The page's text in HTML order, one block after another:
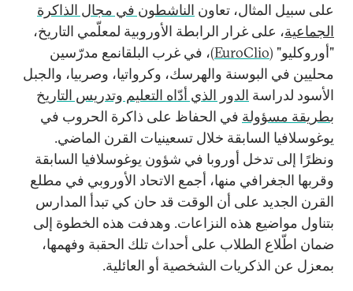
على سبيل المثال، تعاون الناشطون في مجال الذاكرة
الجماعية، على غرار الرابطة الأوروبية لمعلّمي التاريخ،
"أوروكليو" (EuroClio)، في غرب البلقانمع مدرّسين
محليين في البوسنة والهرسك، وكرواتيا، وصربيا، والجبل
الأسود لدراسة الدور الذي أدّاه التعليم وتدريس التاريخ
بطريقة مسؤولة في الحفاظ على ذاكرة الحروب في
يوغوسلافيا السابقة خلال تسعينيات القرن الماضي.
ونظرًا إلى تدخل أوروبا في شؤون يوغوسلافيا السابقة
وقربها الجغرافي منها، أجمع الاتحاد الأوروبي في مطلع
القرن الجديد على أن الوقت قد حان كي تبدأ المدارس
بتناول مواضيع هذه النزاعات. وهدفت هذه الخطوة إلى
ضمان اطّلاع الطلاب على أحداث تلك الحقبة وفهمها،
بمعزل عن الذكريات الشخصية أو العائلية.